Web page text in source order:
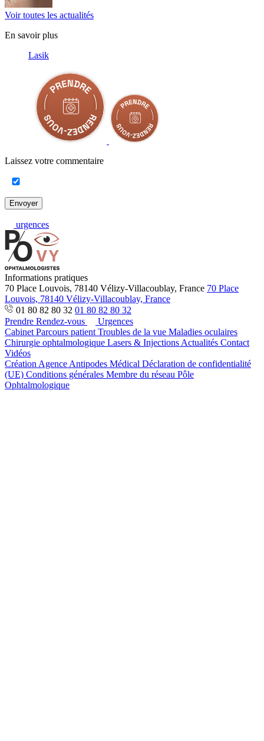
Voir toutes les actualités
En savoir plus
Lasik
Laissez votre commentaire
Envoyer
urgences
Informations pratiques
70 Place Louvois, 78140 Vélizy-Villacoublay, France 70 Place
Louvois, 78140 Vélizy-Villacoublay, France
01 80 82 80 32 01 80 82 80 32
Prendre Rendez-vous
Urgences
Cabinet Parcours patient Troubles de la vue Maladies oculaires
Chirurgie ophtalmologique Lasers & Injections Actualités Contact
Vidéos
Création Agence Antipodes Médical Déclaration de confidentialité
(UE) Conditions générales Membre du réseau Pôle
Ophtalmologique